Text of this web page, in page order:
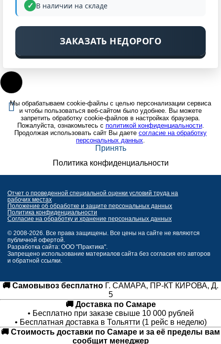
В наличии на складе
ЗАКАЗАТЬ НЕДОРОГО
Мы обрабатываем cookie-файлы с целью персонализации сервиса
и чтобы пользоваться веб-сайтом было удобнее. Вы можете
запретить обработку cookie-файлов в настройках браузера.
Пожалуйста, ознакомьтесь с политикой конфиденциальности.
Продолжая использовать сайт Вы даете согласие на обработку
персональных данных.
Принять
Политика конфиденциальности
Отчет о проведенной специальной оценки условий труда на
рабочих местах
Положение об обработке и защите персональных данных
Политика конфиденциальности
Согласие на обработку и хранение персональных данных
© 2008-2026. Все права защищены. Все цены на сайте не являются
публичной офертой.
Разработка сайта: ООО "Практика".
Запрещено использование материалов сайта без согласия его авторов
и обратной ссылки.
🚚 Самовывоз бесплатно Г. САМАРА, ПР-КТ КИРОВА, Д.
5
🚚 Доставка по Самаре
• Бесплатно при заказе свыше 10 000 рублей
• Бесплатная доставка в Тольятти (1 рейс в неделю)
🚚 Стоимость доставки по Самаре и за её пределы вам
сообщит менеджер